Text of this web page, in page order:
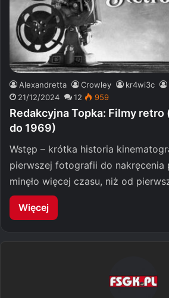
Alexandretta Crowley kr4wi3c
21/12/2024
12 959
Redakcyjna Topka: Filmy
do 1969)
Wstęp – krótka historia
pierwszej fotografii do nakręcenia
minęło więcej czasu, niż od
Więcej